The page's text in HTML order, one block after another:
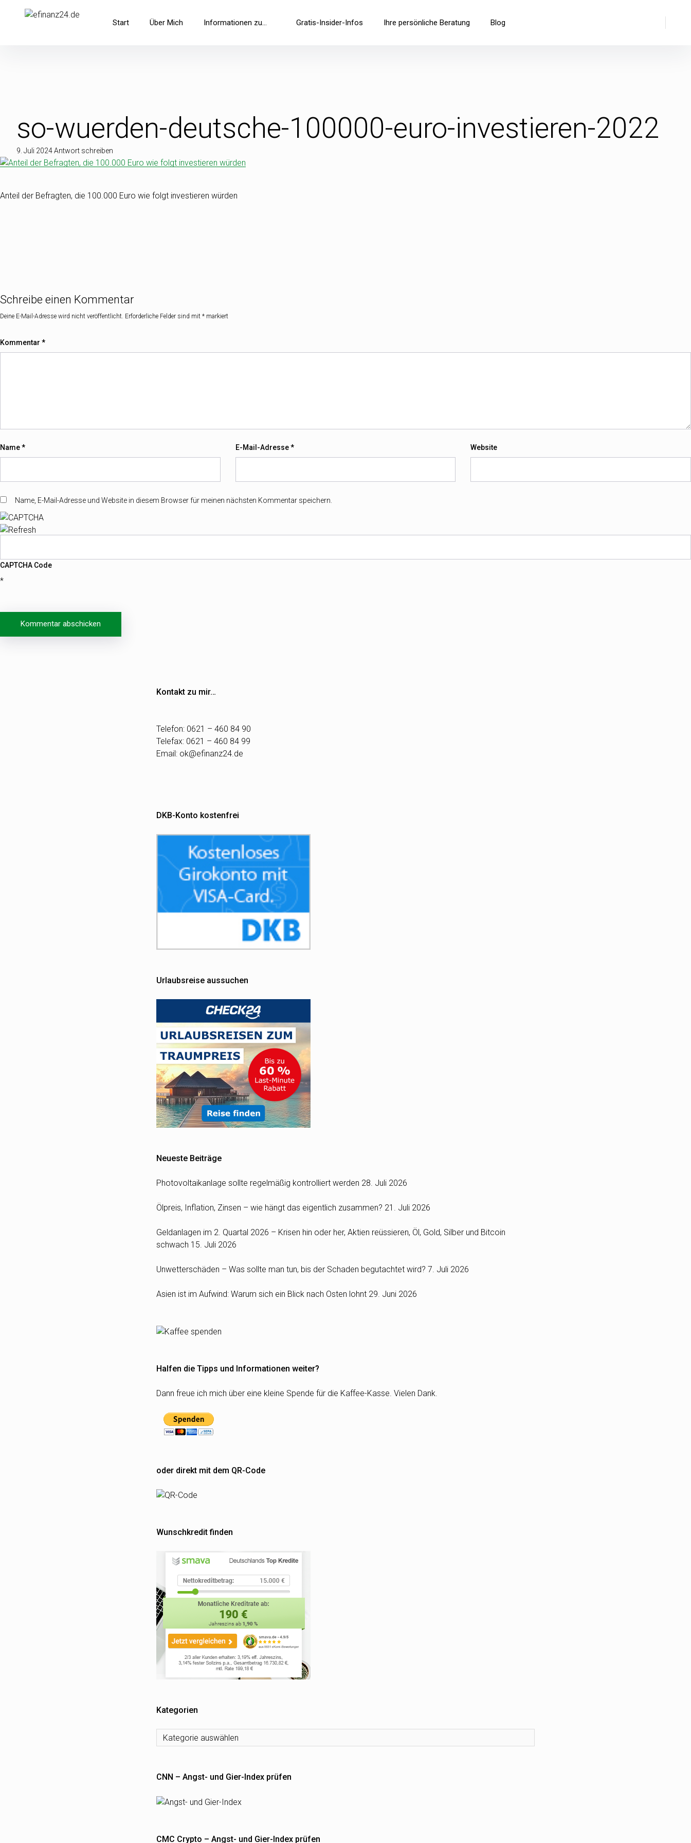
überspringenefinanz24.de Start Über Mich Informationen zu… Gratis-Insider-Infos Ihre persönliche Beratung Blog
so-wuerden-deutsche-100000-euro-investieren-2022
9. Juli 2024Antwort schreiben
Anteil der Befragten, die 100.000 Euro wie folgt investieren würden
Schreibe einen Kommentar
Deine E-Mail-Adresse wird nicht veröffentlicht. Erforderliche Felder sind mit * markiert
Kommentar *
Name* E-Mail-Adresse* Website
Name, E-Mail-Adresse und Website in diesem Browser für meinen nächsten Kommentar speichern.
CAPTCHA Code
*
Beitragsnavigation
Kontakt zu mir…
Telefon: 0621 – 460 84 90
Telefax: 0621 – 460 84 99
Email: ok@efinanz24.de
DKB-Konto kostenfrei
Urlaubsreise aussuchen
Neueste Beiträge
Photovoltaikanlage sollte regelmäßig kontrolliert werden 28. Juli 2026
Ölpreis, Inflation, Zinsen – wie hängt das eigentlich zusammen? 21. Juli 2026
Geldanlagen im 2. Quartal 2026 – Krisen hin oder her, Aktien reüssieren, Öl, Gold, Silber und Bitcoin
schwach 15. Juli 2026
Unwetterschäden – Was sollte man tun, bis der Schaden begutachtet wird? 7. Juli 2026
Asien ist im Aufwind: Warum sich ein Blick nach Osten lohnt 29. Juni 2026
Halfen die Tipps und Informationen weiter?
Dann freue ich mich über eine kleine Spende für die Kaffee-Kasse. Vielen Dank.
oder direkt mit dem QR-Code
Wunschkredit finden
Kategorien
Kategorien
CNN – Angst- und Gier-Index prüfen
CMC Crypto – Angst- und Gier-Index prüfen